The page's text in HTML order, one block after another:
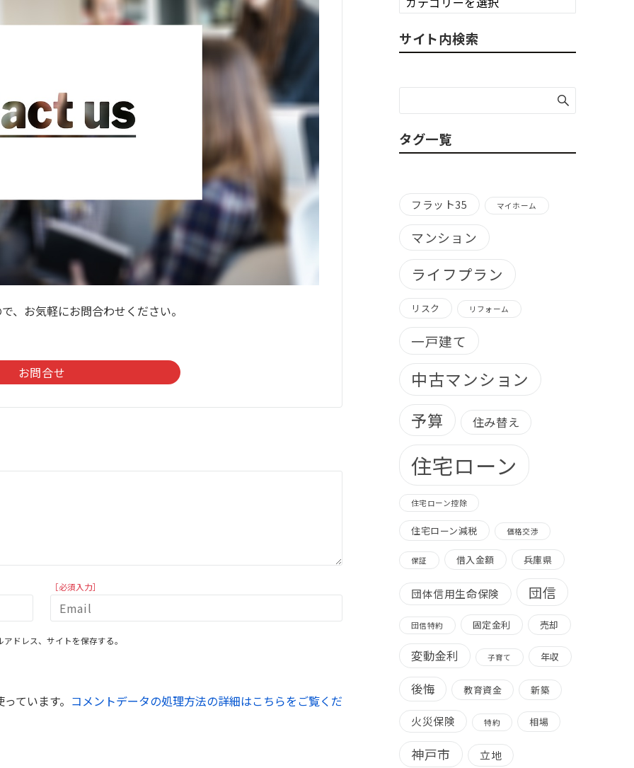
、お気軽にお問合わせください。
お問合せ
［必須入力］
ドレス、サイトを保存する。
ています。 コメントデータの処理方法の詳細はこちらをご覧くだ
役
ち
情
（カ
ゴ
リ
ー
サイト内検索
タグ一覧
フラット35 マイホーム
マンション
ライフプラン
リスク リフォーム
一戸建て
中古マンション
予算 住み替え
住宅ローン
住宅ローン控除
住宅ローン減税 価格交渉
保証 借入金額 兵庫県
団体信用生命保険 団信
団信特約 固定金利 売却
変動金利 子育て 年収
後悔 教育資金 新築
火災保険 特約 相場
神戸市 立地